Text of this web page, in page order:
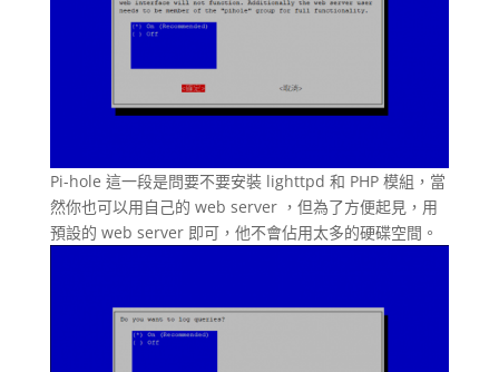
Pi-hole 這一段是問要不要安裝 lighttpd 和 PHP 模組，當
然你也可以用自己的 web server ，但為了方便起見，用
預設的 web server 即可，他不會佔用太多的硬碟空間。